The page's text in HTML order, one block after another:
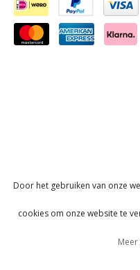
Door het gebruiken van onze
cookies om onze website te